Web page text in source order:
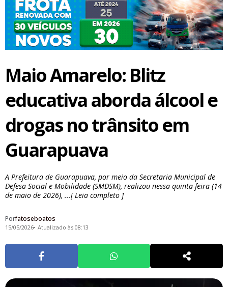
Maio Amarelo: Blitz
educativa aborda álcool e
drogas no trânsito em
Guarapuava
A Prefeitura de Guarapuava, por meio da Secretaria Municipal de
Defesa Social e Mobilidade (SMDSM), realizou nessa quinta-feira (14
de maio de 2026), ...[ Leia completo ]
Porfatoseboatos
15/05/2026 Atualizado às 08:13